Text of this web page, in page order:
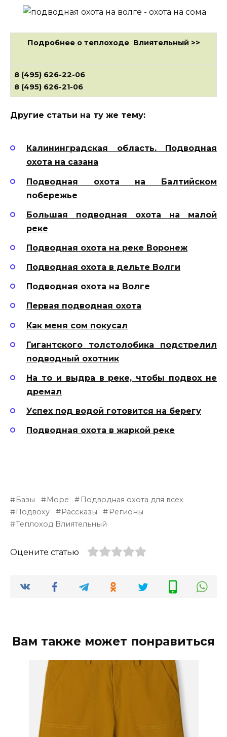
Подробнее о теплоходе Влиятельный >>
8 (495) 626-22-06
8 (495) 626-21-06
Другие статьи на ту же тему:
Калининградская область. Подводная
охота на сазана
Подводная охота на Балтийском
побережье
Большая подводная охота на малой
реке
Подводная охота на реке Воронеж
Подводная охота в дельте Волги
Подводная охота на Волге
Первая подводная охота
Как меня сом покусал
Гигантского толстолобика подстрелил
подводный охотник
На то и выдра в реке, чтобы подвох не
дремал
Успех под водой готовится на берегу
Подводная охота в жаркой реке
Базы Море
Подводная охота для всех
Подвоху
Рассказы
Регионы
Теплоход Влиятельный
Оцените статью
Вам также может понравиться